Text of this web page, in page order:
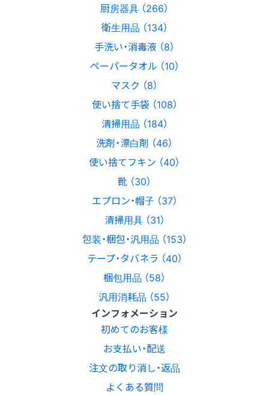
厨房器具 （266）
衛生用品 （134）
手洗い・消毒液 （8）
ペーパータオル （10）
マスク （8）
使い捨て手袋 （108）
清掃用品 （184）
洗剤・漂白剤 （46）
使い捨てフキン （40）
靴 （30）
エプロン・帽子 （37）
清掃用具 （31）
包装・梱包・汎用品 （153）
テープ・タバネラ （40）
梱包用品 （58）
汎用消耗品 （55）
インフォメーション
初めてのお客様
お支払い・配送
注文の取り消し・返品
よくある質問